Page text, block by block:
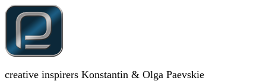
creative inspirers Konstantin & Olga Paevskie